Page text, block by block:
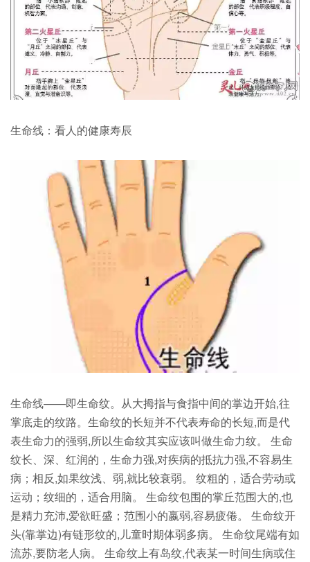
生命线：看人的健康寿辰
生命线——即生命纹。从大拇指与食指中间的掌边开始,往
掌底走的纹路。生命纹的长短并不代表寿命的长短,而是代
表生命力的强弱,所以生命纹其实应该叫做生命力纹。 生命
纹长、深、红润的，生命力强,对疾病的抵抗力强,不容易生
病；相反,如果纹浅、弱,就比较衰弱。 纹粗的，适合劳动或
运动；纹细的，适合用脑。 生命纹包围的掌丘范围大的,也
是精力充沛,爱欲旺盛；范围小的嬴弱,容易疲倦。 生命纹开
头(靠掌边)有链形纹的,儿童时期体弱多病。 生命纹尾端有如
流苏,要防老人病。 生命纹上有岛纹,代表某一时间生病或住